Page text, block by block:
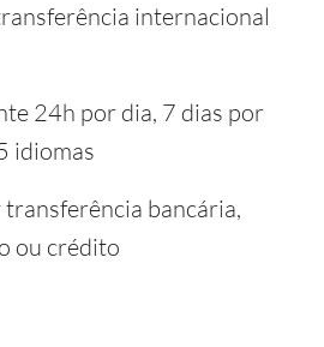
internacional
24h por dia, 7 dias por
idiomas
bancária,
ou crédito